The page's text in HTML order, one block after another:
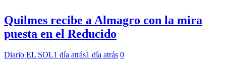
Quilmes recibe a Almagro con la mira
puesta en el Reducido
Diario EL SOL1 día atrás1 día atrás 0